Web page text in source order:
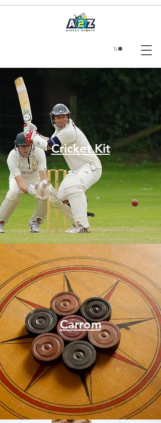
Cricket Kit
Carrom